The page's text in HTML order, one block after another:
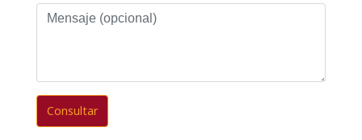
Mensaje
(opcional)
Consultar